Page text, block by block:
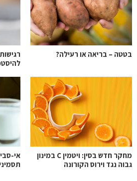
בטטה – בריאה או רעילה?
אי-
מחקר חדש בסין: ויטמין C במינון
גבוה נגד וירוס הקורונה